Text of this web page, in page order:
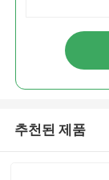
추천된 제품